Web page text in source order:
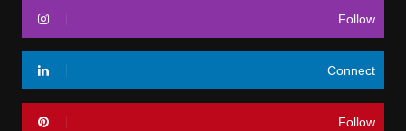
Follow
Connect
Follow